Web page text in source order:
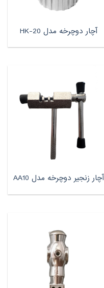
آچار دوچرخه مدل HK-20
آچار زنجیر دوچرخه مدل AA10